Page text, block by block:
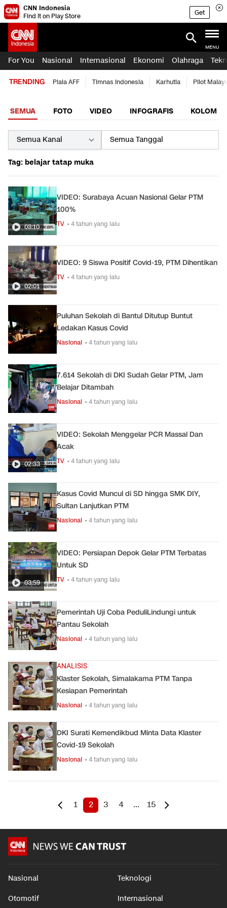
CNN Indonesia
Find it on Play Store
Get
MENU
For You Nasional Internasional Ekonomi Olahraga
TRENDING Piala AFF Timnas Indonesia Karhutla Pilot
SEMUA FOTO VIDEO INFOGRAFIS KOLOM
Tag: belajar tatap muka
03:10
VIDEO: Surabaya Acuan Nasional Gelar PTM
100%
TV • 4 tahun yang lalu
02:01
VIDEO: 9 Siswa Positif Covid-19, PTM Dihentikan
TV • 4 tahun yang lalu
Puluhan Sekolah di Bantul Ditutup Buntut
Ledakan Kasus Covid
Nasional • 4 tahun yang lalu
7.614 Sekolah di DKI Sudah Gelar PTM, Jam
Belajar Ditambah
Nasional • 4 tahun yang lalu
02:33
VIDEO: Sekolah Menggelar PCR Massal Dan
Acak
TV • 4 tahun yang lalu
Kasus Covid Muncul di SD hingga SMK DIY,
Sultan Lanjutkan PTM
Nasional • 4 tahun yang lalu
03:59
VIDEO: Persiapan Depok Gelar PTM Terbatas
Untuk SD
TV • 4 tahun yang lalu
Pemerintah Uji Coba PeduliLindungi untuk
Pantau Sekolah
Nasional • 4 tahun yang lalu
ANALISIS
Klaster Sekolah, Simalakama PTM Tanpa
Kesiapan Pemerintah
Nasional • 4 tahun yang lalu
DKI Surati Kemendikbud Minta Data Klaster
Covid-19 Sekolah
Nasional • 4 tahun yang lalu
1 2 3 4 ... 15
Nasional Teknologi
Otomotif Internasional